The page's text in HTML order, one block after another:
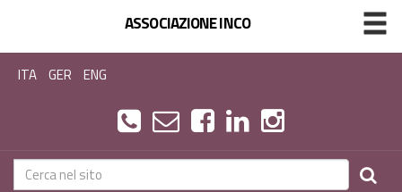
ASSOCIAZIONE INCO
ITA GER ENG